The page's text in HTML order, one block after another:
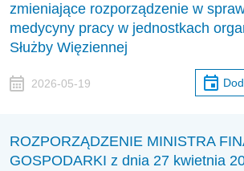
zmieniające rozporządzenie w
medycyny pracy w jednostkach
Służby Więziennej
2026-05-19
ROZPORZĄDZENIE MINISTRA
GOSPODARKI z dnia 27 kwietnia